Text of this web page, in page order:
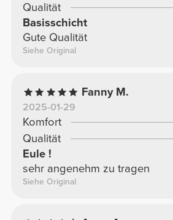
Qualität
Basisschicht
Gute Qualität
Siehe Original
Fanny M.
2025-01-29
Komfort
Qualität
Eule !
sehr angenehm zu tragen
Siehe Original